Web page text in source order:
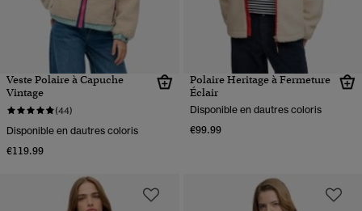
Veste Polaire à Capuche
Vintage
(44)
Disponible en dautres coloris
€119.99
Polaire Heritage à Fermeture
Éclair
Disponible en dautres coloris
€99.99